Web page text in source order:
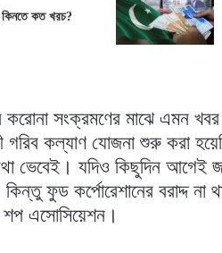
কিনতে কত খরচ?
করোনা সংক্রমণের মাঝে এমন
গরিব কল্যাণ যোজনা শুরু করা
ভেবেই। যদিও কিছুদিন আগেই
ফুড কর্পোরেশানের বরাদ্দ না
শপ এসোসিয়েশন।